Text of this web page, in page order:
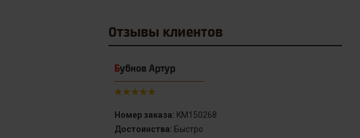
Отзывы клиентов
Бубнов Артур
Номер заказа: KM150268
Достоинства: Быстро